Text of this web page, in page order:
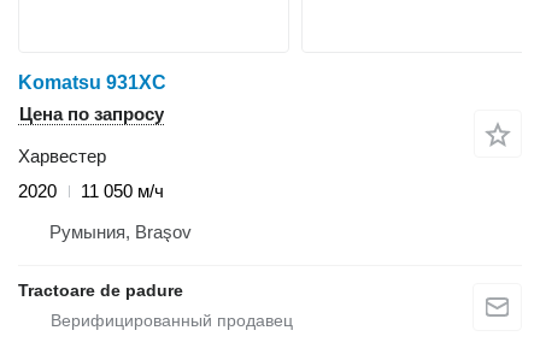
Komatsu 931XC
Цена по запросу
Харвестер
2020
11 050 м/ч
Румыния, Braşov
Tractoare de padure